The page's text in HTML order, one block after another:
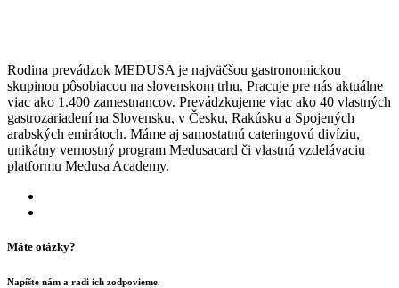
Rodina prevádzok MEDUSA je najväčšou gastronomickou
skupinou pôsobiacou na slovenskom trhu. Pracuje pre nás aktuálne
viac ako 1.400 zamestnancov. Prevádzkujeme viac ako 40 vlastných
gastrozariadení na Slovensku, v Česku, Rakúsku a Spojených
arabských emirátoch. Máme aj samostatnú cateringovú divíziu,
unikátny vernostný program Medusacard či vlastnú vzdelávaciu
platformu Medusa Academy.
Máte otázky?
Napíšte nám a radi ich zodpovieme.